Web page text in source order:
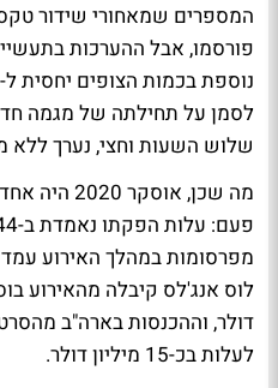
פורסמו, אבל ההערכות
לסמן על תחילתה של מגמה
שלוש השעות וחצי, נערך ללא
מה שכן,
דולר, וההכנסות בארה"ב
לעלות בכ-15 מיליון דולר.